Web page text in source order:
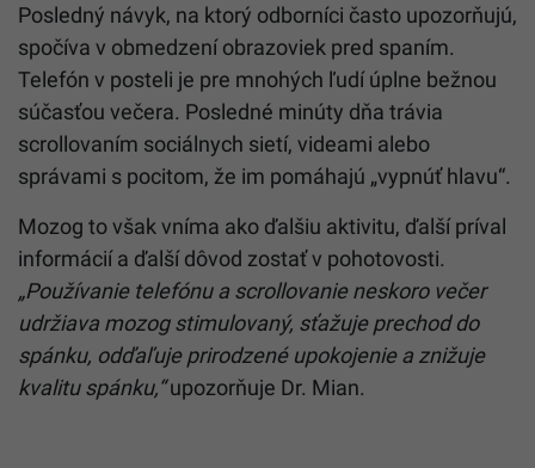
Posledný návyk, na ktorý odborníci často upozorňujú,
spočíva v obmedzení obrazoviek pred spaním.
Telefón v posteli je pre mnohých ľudí úplne bežnou
súčasťou večera. Posledné minúty dňa trávia
scrollovaním sociálnych sietí, videami alebo
správami s pocitom, že im pomáhajú „vypnúť hlavu“.
Mozog to však vníma ako ďalšiu aktivitu, ďalší príval
informácií a ďalší dôvod zostať v pohotovosti.
„Používanie telefónu a scrollovanie neskoro večer
udržiava mozog stimulovaný, sťažuje prechod do
spánku, odďaľuje prirodzené upokojenie a znižuje
kvalitu spánku,“upozorňuje Dr. Mian.